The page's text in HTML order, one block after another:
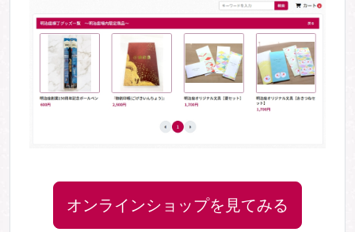
オンラインショップを見てみる